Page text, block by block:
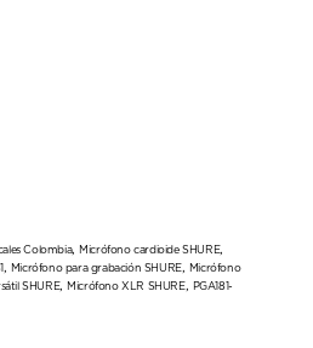
Colombia,Micrófono cardioide SHURE,
, Micrófono para grabación SHURE, Micrófono
SHURE,Micrófono XLR SHURE, PGA181-